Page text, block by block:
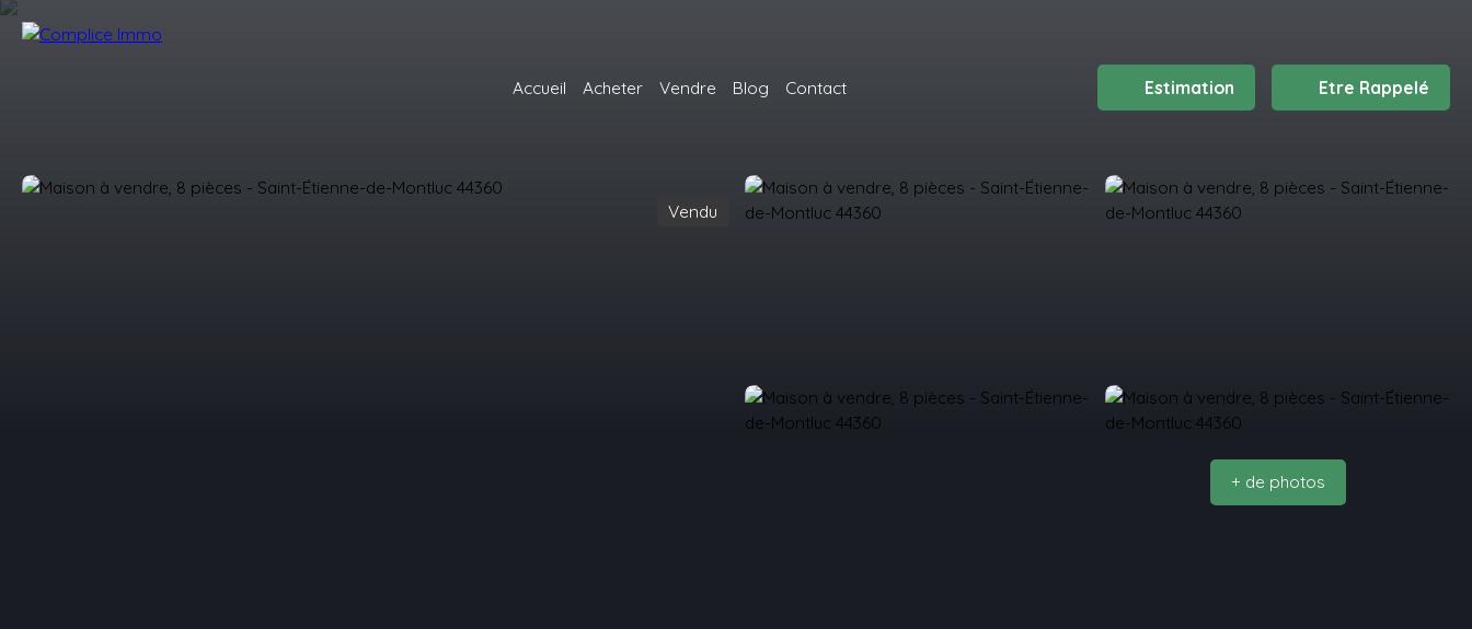
Accueil Acheter Vendre Blog Contact Estimation Etre Rappelé
Vendu
+ de photos